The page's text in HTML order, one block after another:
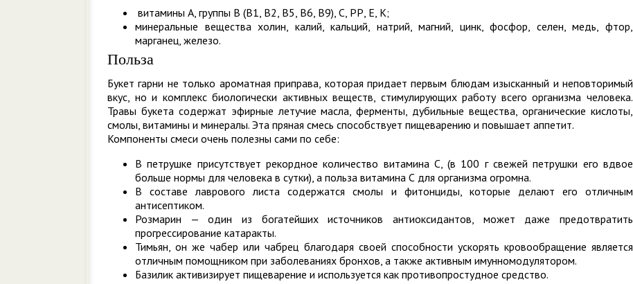
витамины А, группы В (В1, В2, В5, В6, В9), С, РР, Е, К;
минеральные вещества холин, калий, кальций, натрий, магний, цинк, фосфор, селен, медь, фтор,
марганец, железо.
Польза
Букет гарни не только ароматная приправа, которая придает первым блюдам изысканный и неповторимый
вкус, но и комплекс биологически активных веществ, стимулирующих работу всего организма человека.
Травы букета содержат эфирные летучие масла, ферменты, дубильные вещества, органические кислоты,
смолы, витамины и минералы. Эта пряная смесь способствует пищеварению и повышает аппетит.
Компоненты смеси очень полезны сами по себе:
В петрушке присутствует рекордное количество витамина С, (в 100 г свежей петрушки его вдвое
больше нормы для человека в сутки), а польза витамина С для организма огромна.
В составе лаврового листа содержатся смолы и фитонциды, которые делают его отличным
антисептиком.
Розмарин — один из богатейших источников антиоксидантов, может даже предотвратить
прогрессирование катаракты.
Тимьян, он же чабер или чабрец благодаря своей способности ускорять кровообращение является
отличным помощником при заболеваниях бронхов, а также активным имунномодулятором.
Базилик активизирует пищеварение и используется как противопростудное средство.